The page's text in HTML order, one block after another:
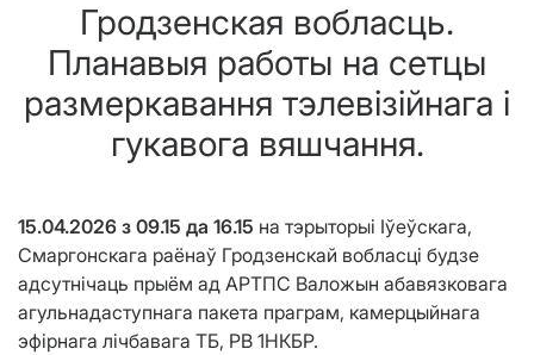
Гродзенская вобласць.
Планавыя работы на сетцы
размеркавання тэлевізійнага і
гукавога вяшчання.
15.04.2026 з 09.15 да 16.15 на тэрыторыі Іўеўскага,
Смаргонскага раёнаў Гродзенскай вобласці будзе
адсутнічаць прыём ад АРТПС Валожын абавязковага
агульнадаступнага пакета праграм, камерцыйнага
эфірнага лічбавага ТБ, РВ 1НКБР.